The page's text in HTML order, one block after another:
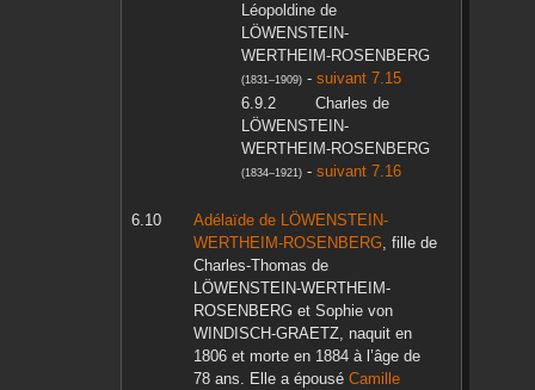
Léopoldinede
LÖWENSTEIN-
WERTHEIM-ROSENBERG
(1831–1909)- suivant 7.15
Charles de
LÖWENSTEIN-
WERTHEIM-ROSENBERG
(1834–1921)- suivant 7.16
Adélaïdede LÖWENSTEIN-
WERTHEIM-ROSENBERG, fille de
Charles-Thomas de
LÖWENSTEIN-WERTHEIM-
ROSENBERGet Sophievon
WINDISCH-GRAETZ, naquit en
1806et morte en 1884à l’âge de
78 ans. Elle a épousé Camille